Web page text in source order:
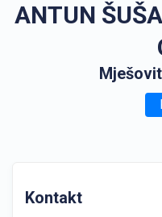
ANTUN
Kontakt